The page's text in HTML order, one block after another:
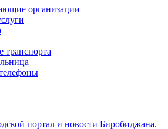
организации
транспорта